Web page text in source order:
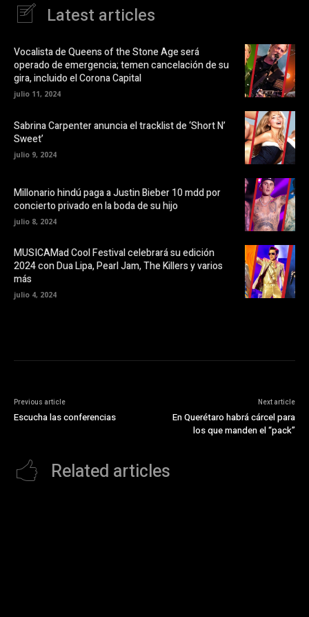
o
k
(
S
e
a
e
n
n
n
t
a
n
a
u
e
v
a
u
n
e
n
t
a
n
v
Latest articles
Vocalista de Queens of the Stone Age será
operado de emergencia; temen cancelación de su
gira, incluido el Corona Capital
julio 11, 2024
Sabrina Carpenter anuncia el tracklist de ‘Short N’
Sweet’
julio 9, 2024
Millonario hindú paga a Justin Bieber 10 mdd por
concierto privado en la boda de su hijo
julio 8, 2024
MUSICAMad Cool Festival celebrará su edición
2024 con Dua Lipa, Pearl Jam, The Killers y varios
más
julio 4, 2024
Previous article
Escucha las conferencias
Next article
En Querétaro habrá cárcel para
los que manden el “pack”
Related articles